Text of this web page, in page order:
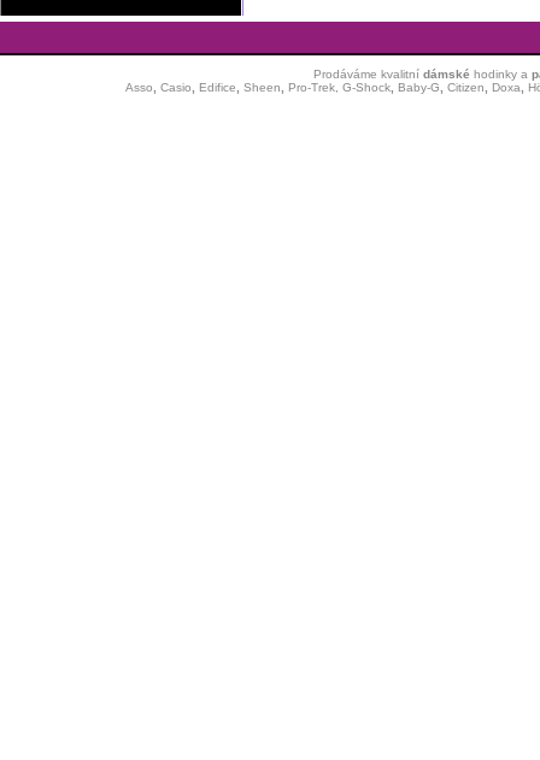
Prodáváme kvalitní dámské hodinkya
Asso
Casio Edifice Sheen Pro-Trek, G-Shock, Baby-G Citizen Doxa